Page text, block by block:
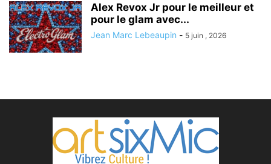
Alex Revox Jr pour le meilleur et
pour le glam avec...
Jean Marc Lebeaupin - 5 juin , 2026